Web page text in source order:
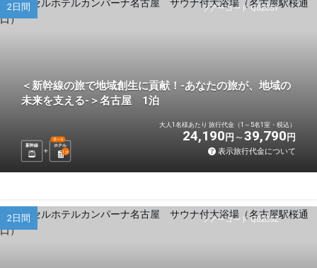
ツアーコード Q02C5Y
2日間
＜新幹線の旅で地域創生に貢献！-あなたの旅が、地域の
未来を支える-＞名古屋 1泊
新幹線 ホテル
選べる
1 泊
大人1名様あたり 旅行代金（1～5名1室・税込）
24,190 円 39,790 円
表示旅行代金について
ツアーコード Q02C5Z
2日間